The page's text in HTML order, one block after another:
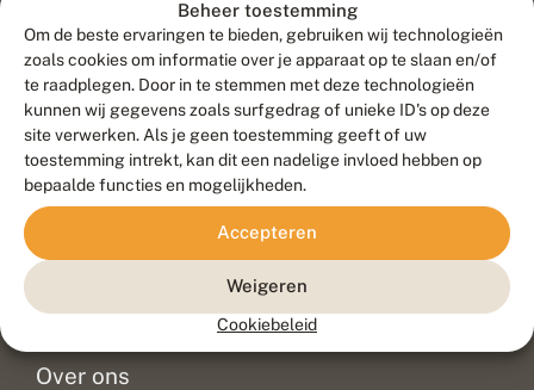
Beheer toestemming
Om de beste ervaringen te bieden, gebruiken wij technologieën
zoals cookies om informatie over je apparaat op te slaan en/of
te raadplegen. Door in te stemmen met deze technologieën
kunnen wij gegevens zoals surfgedrag of unieke ID's op deze
site verwerken. Als je geen toestemming geeft of uw
toestemming intrekt, kan dit een nadelige invloed hebben op
bepaalde functies en mogelijkheden.
Accepteren
Weigeren
Cookiebeleid
Contact
Veelgestelde vragen
Doneer
Over ons
Meld waarnemingen© 2026 Vlinderstichting
Duurzaam ontwikkeld door
Go2People
, ontworpen door
Blue Field Agency
Privacy
Disclaimer
Sitemap